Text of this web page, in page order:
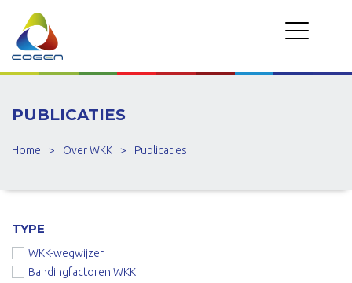
PUBLICATIES
Home > Over WKK > Publicaties
TYPE
WKK-wegwijzer
Bandingfactoren WKK